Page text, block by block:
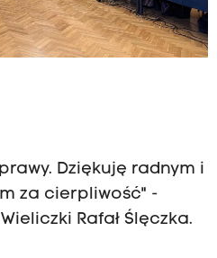
Dziękuję radnym i
za cierpliwość" -
Rafał Ślęczka.